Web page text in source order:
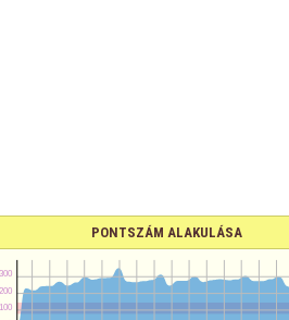
PONTSZÁM ALAKULÁSA